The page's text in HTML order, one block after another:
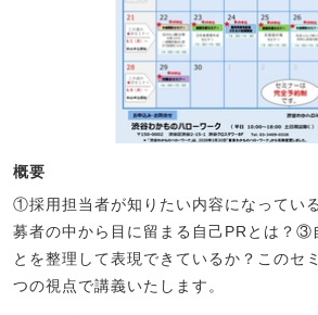
概要
①採用担当者が知りたい内容になってい
募者の中から目に留まる自己PRとは？③
とを整理して表現できているか？このセ
つの視点で講義いたします。